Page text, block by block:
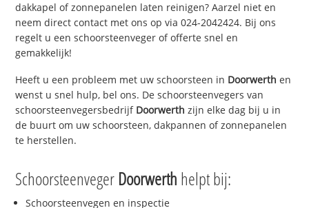
dakkapel of zonnepanelen laten reinigen? Aarzel niet en
neem direct contact met ons op via 024-2042424. Bij ons
regelt u een schoorsteenveger of offerte snel en
gemakkelijk!
Heeft u een probleem met uw schoorsteen in Doorwerth en
wenst u snel hulp, bel ons. De schoorsteenvegers van
schoorsteenvegersbedrijf Doorwerth zijn elke dag bij u in
de buurt om uw schoorsteen, dakpannen of zonnepanelen
te herstellen.
Schoorsteenveger Doorwerth helpt bij:
Schoorsteenvegen en inspectie